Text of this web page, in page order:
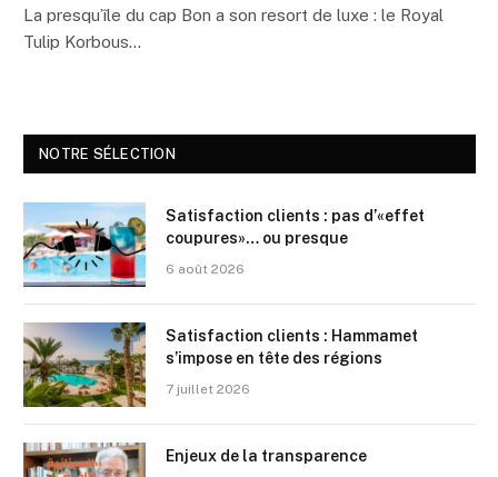
La presqu’île du cap Bon a son resort de luxe : le Royal
Tulip Korbous…
NOTRE SÉLECTION
Satisfaction clients : pas d’«effet
coupures»… ou presque
6 août 2026
Satisfaction clients : Hammamet
s’impose en tête des régions
7 juillet 2026
Enjeux de la transparence